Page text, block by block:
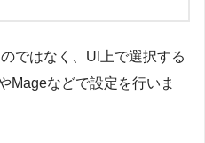
ではなく、UI上で選択する
Mageなどで設定を行いま